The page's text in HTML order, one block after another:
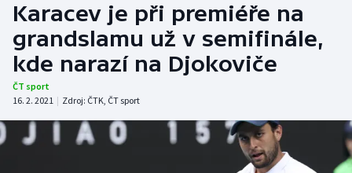
Hokej
Tenis
Atletika
Cyklistika
Karacev je při premiéře na
grandslamu už v semifinále,
kde narazí na Djokoviče
ČT sport
16. 2. 2021 | Zdroj: ČTK, ČT sport